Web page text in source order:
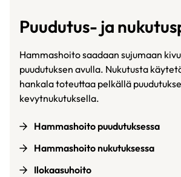
Puudutus- ja
Hammashoito saadaan sujumaan
puudutuksen avulla. Nukutusta
hankala toteuttaa pelkällä
kevytnukutuksella.
Hammashoito puudutuksessa
Hammashoito nukutuksessa
Ilokaasuhoito